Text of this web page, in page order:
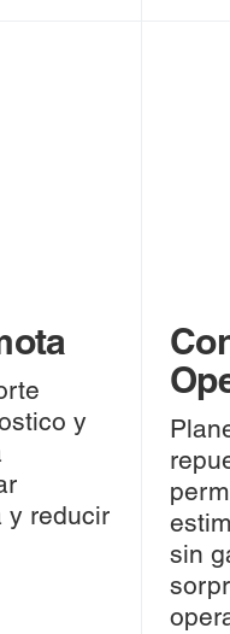
y
y reducir
sin